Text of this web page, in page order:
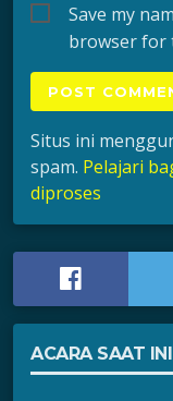
Save my
browser for
Situs ini
spam. Pelajari
diproses
ACARA SAAT INI